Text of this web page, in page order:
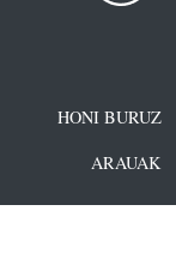
HONI BURUZ
ARAUAK